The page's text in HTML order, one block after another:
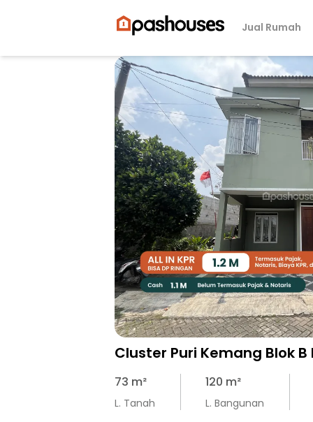
Jual Rumah
Cluster Puri Kemang Blok B
73 m²
L. Tanah
120 m²
L. Bangunan